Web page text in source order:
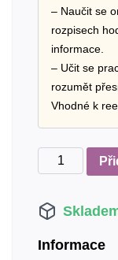
– Naučit se
rozpisech
informace.
– Učit se
rozumět
Vhodné k
Učíme
se
s
-Informace